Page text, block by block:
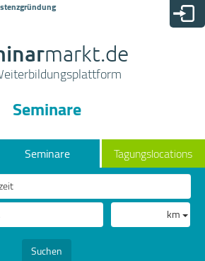
markt.de
Seminare
Seminare Tagungslocations
km
Suchen